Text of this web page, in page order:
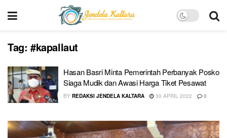
Tag: #kapallaut
Hasan Basri Minta Pemerintah Perbanyak Posko
Siaga Mudik dan Awasi Harga Tiket Pesawat
BY REDAKSI JENDELA KALTARA 30 APRIL 2022 0